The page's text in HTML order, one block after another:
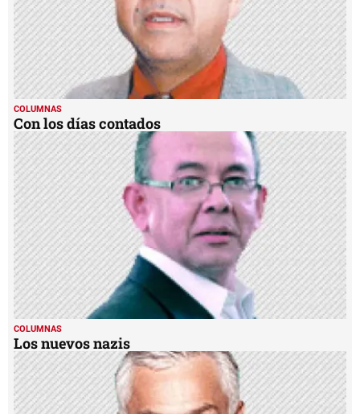
COLUMNAS
Con los días contados
COLUMNAS
Los nuevos nazis